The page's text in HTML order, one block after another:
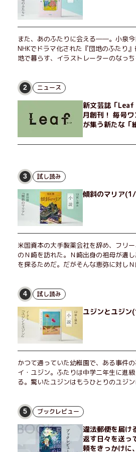
また、あのふたりに会える――。小泉今
NHKでドラマ化された『団地のふたり
地で暮らす、イラストレーターのなっ
げたり、部屋でふたりだけの「台湾映画
独身、幼なじみの変わらぬ友情とささや
2 ニュース
新文芸誌「
月創刊！ 毎号
が集う新たな「
3 試し読み
傾斜のマリア
米国資本の大手製薬会社を辞め、フリ
のＮ崎を訪れた。Ｎ崎出身の祖母が遺
を探るためだ。だがそんな恵弥に対し
恵弥は、まるで影のような存在の博士と
か？ そして、唄の歌詞「かたむくマリ
は？ 謎めいたラストが鮮烈な余韻を残
4 試し読み
ユジンとユジ
かつて通っていた幼稚園で、ある事件
イ・ユジン。ふたりは中学二年生に進
る。驚いたユジンはもうひとりのユジ
トセラー小説の邦訳版。
5 ブックレビュー
違法郵便を届け
返す日々を送っ
頼をきっかけに